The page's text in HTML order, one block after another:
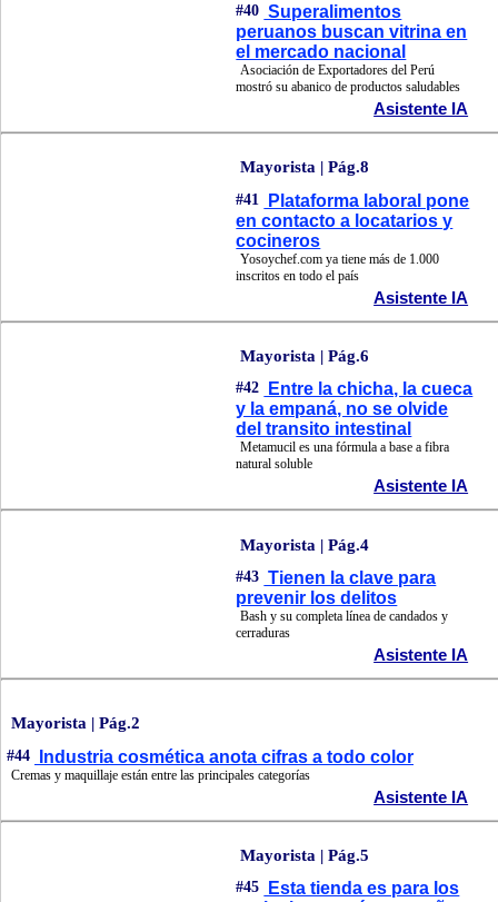
#40 Superalimentos
peruanos buscan vitrina en
el mercado nacional
Asociación de Exportadores del Perú
mostró su abanico de productos saludables
Asistente IA
Mayorista | Pág.8
#41
Plataforma laboral pone
en contacto a locatarios y
cocineros
Yosoychef.com ya tiene más de 1.000
inscritos en todo el país
Asistente IA
Mayorista | Pág.6
#42
Entre la chicha, la cueca
y la empaná, no se olvide
del transito intestinal
Metamucil es una fórmula a base a fibra
natural soluble
Asistente IA
Mayorista | Pág.4
#43 Tienen la clave para
prevenir los delitos
Bash y su completa línea de candados y
cerraduras
Asistente IA
Mayorista | Pág.2
#44 Industria cosmética anota cifras a todo color
Cremas y maquillaje están entre las principales categorías
Asistente IA
Mayorista | Pág.5
#45
Esta tienda es para los